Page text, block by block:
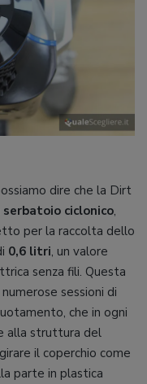
dire che la Dirt
serbatoio ciclonico,
per la raccolta dello
0,6 litri, un valore
senza fili. Questa
sessioni di
che in ogni
alla struttura del
il coperchio come
parte in plastica